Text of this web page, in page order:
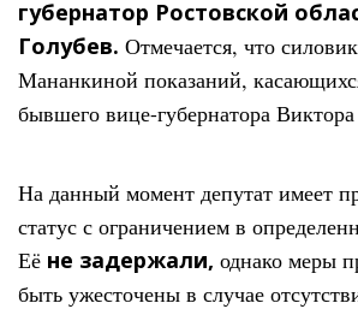
губернатор Ростовской
Голубев. Отмечается, что
Мананкиной показаний,
бывшего вице-губернатора Виктора
На данный момент депутат имеет
статус с ограничением в
Её не задержали, однако меры
быть ужесточены в случае